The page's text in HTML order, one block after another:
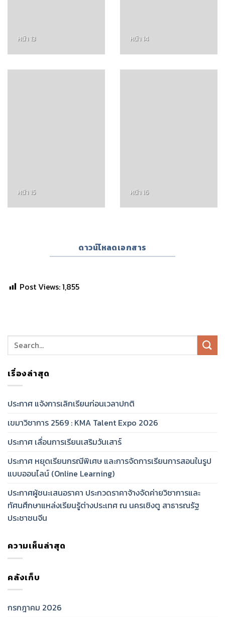
หน้า 13 หน้า 14
หน้า 15 หน้า 16
ดาวน์โหลดเอกสาร
Post Views:1,855
เรื่องล่าสุด
ประกาศ แจ้งการเลิกเรียนก่อนเวลาปกติ
เขมาวิชาการ 2569 : KMA Talent Expo 2026
ประกาศ เลื่อนการเรียนเสริมวันเสาร์
ประกาศ หยุดเรียนกรณีพิเศษ และการจัดการเรียนการสอนในรูป
แบบออนไลน์ (Online Learning)
ประกาศผู้ชนะเสนอราคา ประกวดราคาจ้างจัดค่ายวิชาการและ
ทัศนศึกษาแหล่งเรียนรู้ต่างประเทศ ณ นครเชิงตู สาธารณรัฐ
ประชาชนจีน
ความเห็นล่าสุด
คลังเก็บ
กรกฎาคม 2026